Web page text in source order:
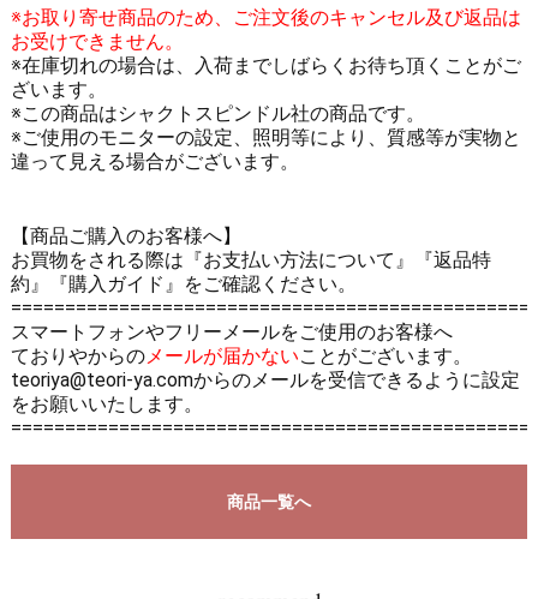
※お取り寄せ商品のため、ご注文後のキャンセル及び返品は
お受けできません。
※在庫切れの場合は、入荷までしばらくお待ち頂くことがご
ざいます。
※この商品はシャクトスピンドル社の商品です。
※ご使用のモニターの設定、照明等により、質感等が実物と
違って見える場合がございます。
【商品ご購入のお客様へ】
お買物をされる際は 『お支払い方法について』
『返品特
約』
『購入ガイド』 をご確認ください。
スマートフォンやフリーメールをご使用のお客様へ
ておりやからのメールが届かないことがございます。
teoriya@teori-ya.comからのメールを受信できるように設定
をお願いいたします。
商品一覧へ